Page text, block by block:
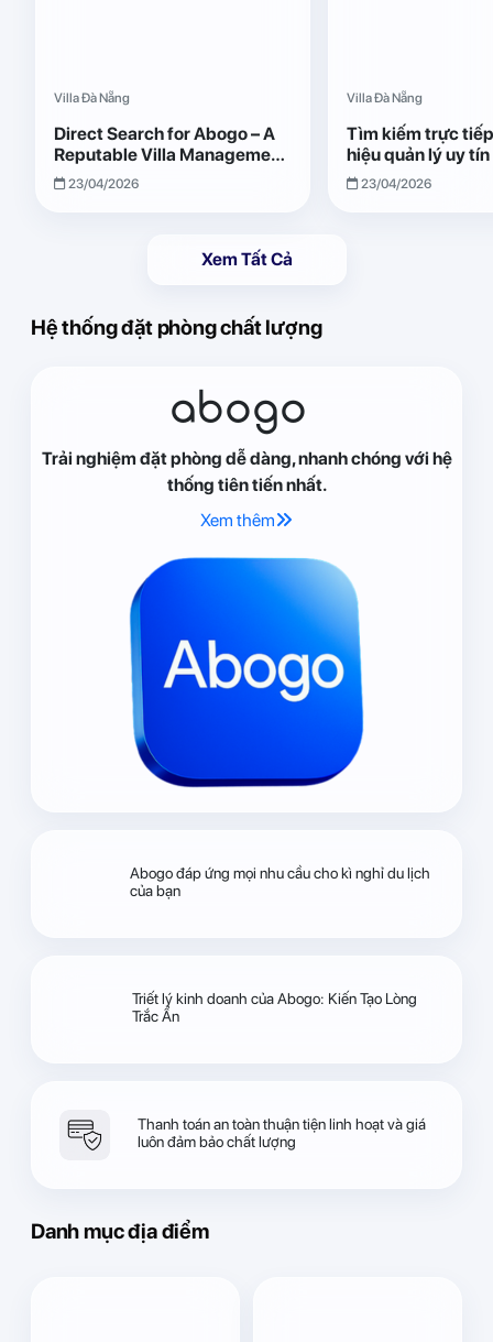
Villa Đà Nẵng
Direct Search for Abogo – A
Reputable Villa Management
Brand with Transparent and
Effective Operations
23/04/2026
Villa Đà Nẵng
Tìm kiếm trực
hiệu quản lý uy
Giải pháp vận
quả, minh bạch
23/04/2026
Xem Tất Cả
Hệ thống đặt phòng chất lượng
abogo
Trải nghiệm đặt phòng dễ dàng, nhanh chóng với hệ
thống tiên tiến nhất.
Xem thêm
Abogo đáp ứng mọi nhu cầu cho kì nghỉ du lịch
của bạn
Triết lý kinh doanh của Abogo: Kiến Tạo Lòng
Trắc Ẩn
Thanh toán an toàn thuận tiện linh hoạt và giá
luôn đảm bảo chất lượng
Danh mục địa điểm